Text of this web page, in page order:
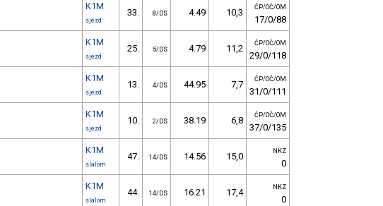
K1M
sjezd
33. 8/DS 4.49 10,3 ČP/OČ/OM
17/0/88
K1M
sjezd
25. 5/DS 4.79 11,2 ČP/OČ/OM
29/0/118
K1M
sjezd
13. 4/DS 44.95 7,7 ČP/OČ/OM
31/0/111
K1M
sjezd
10. 2/DS 38.19 6,8 ČP/OČ/OM
37/0/135
K1M
slalom
47. 14/DS 14.56 15,0 NKZ
0
K1M
slalom
44. 14/DS 16.21 17,4 NKZ
0